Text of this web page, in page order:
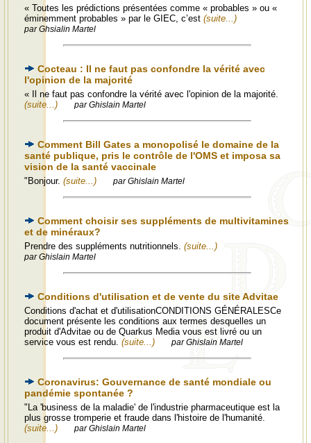
« Toutes les prédictions présentées comme « probables » ou «
éminemment probables » par le GIEC, c’est (suite...)
par Ghsialin Martel
Cocteau : Il ne faut pas confondre la vérité avec
l'opinion de la majorité
« Il ne faut pas confondre la vérité avec l'opinion de la majorité.
(suite...)
par Ghislain Martel
Comment Bill Gates a monopolisé le domaine de la
santé publique, pris le contrôle de l'OMS et imposa sa
vision de la santé vaccinale
"Bonjour. (suite...) par Ghislain Martel
Comment choisir ses suppléments de multivitamines
et de minéraux?
Prendre des suppléments nutritionnels. (suite...)
par Ghislain Martel
Conditions d'utilisation et de vente du site Advitae
Conditions d'achat et d'utilisationCONDITIONS GÉNÉRALESCe
document présente les conditions aux termes desquelles un
produit d'Advitae ou de Quarkus Media vous est livré ou un
service vous est rendu. (suite...) par Ghislain Martel
Coronavirus: Gouvernance de santé mondiale ou
pandémie spontanée ?
"La 'business de la maladie' de l'industrie pharmaceutique est la
plus grosse tromperie et fraude dans l'histoire de l'humanité.
(suite...)
par Ghislain Martel